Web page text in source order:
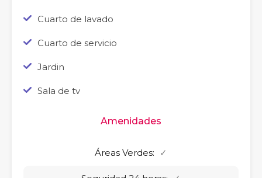
Cuarto de lavado
Cuarto de servicio
Jardin
Sala de tv
Amenidades
Áreas Verdes: ✓